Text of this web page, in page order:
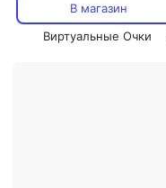
В магазин
Виртуальные Очки